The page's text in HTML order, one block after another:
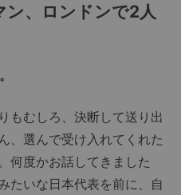
、ロンドンで2人
もむしろ、決断して送り出
、選んで受け入れてくれた
何度かお話してきました
たいな日本代表を前に、自